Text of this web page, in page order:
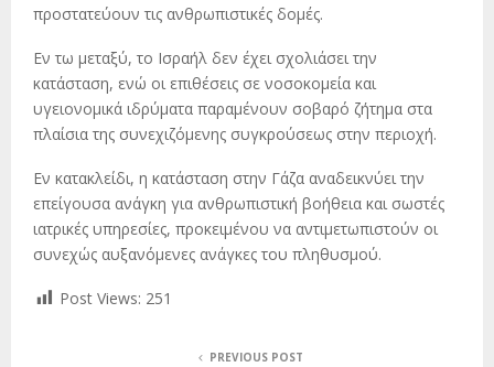
προστατεύουν τις ανθρωπιστικές δομές.
Εν τω μεταξύ, το Ισραήλ δεν έχει σχολιάσει την
κατάσταση, ενώ οι επιθέσεις σε νοσοκομεία και
υγειονομικά ιδρύματα παραμένουν σοβαρό ζήτημα στα
πλαίσια της συνεχιζόμενης συγκρούσεως στην περιοχή.
Εν κατακλείδι, η κατάσταση στην Γάζα αναδεικνύει την
επείγουσα ανάγκη για ανθρωπιστική βοήθεια και σωστές
ιατρικές υπηρεσίες, προκειμένου να αντιμετωπιστούν οι
συνεχώς αυξανόμενες ανάγκες του πληθυσμού.
Post Views: 251
PREVIOUS POST